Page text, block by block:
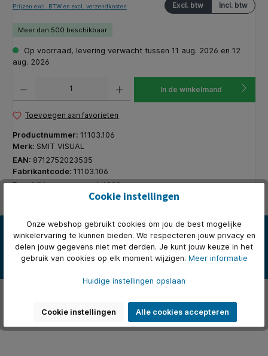
Incl. btw
Excl. btw
Prijzen excl. BTW en excl. verzendkosten
Meer dan 500 beschikbaar
Op voorraad, levering verwacht tussen 11 aug. 2026 en 12
aug. 2026
In de winkelmand
Toevoegen aan favorieten
Productnummer: 11103.106
Merk: SMIT VISUAL
EAN: 8712752023535
Fabrikantcode: 11103.106
Beschikbare voorraad:1000
Beschrijving
Magneethoudend whitebord van hoge kwaliteit wit geëmailleerd
staal met de afmeting 100x150 cm. Dit whitebord is geschikt voo…
Beoordelingen
Cookie instellingen
Onze webshop gebruikt cookies om jou de best mogelijke
winkelervaring te kunnen bieden. We respecteren jouw privacy en
delen jouw gegevens niet met derden. Je kunt jouw keuze in het
gebruik van cookies op elk moment wijzigen. Meer informatie
Huidige instellingen opslaan
Cookie instellingen Alle cookies accepteren